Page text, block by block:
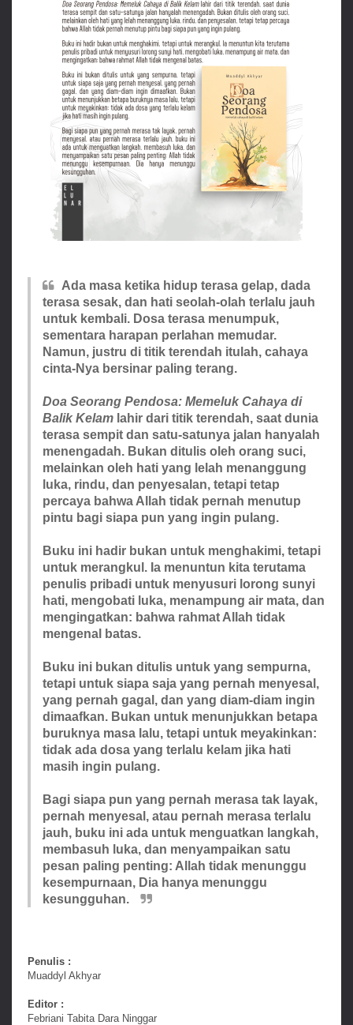
Ada masa ketika hidup terasa gelap, dada
terasa sesak, dan hati seolah-olah terlalu jauh
untuk kembali. Dosa terasa menumpuk,
sementara harapan perlahan memudar.
Namun, justru di titik terendah itulah, cahaya
cinta-Nya bersinar paling terang.
Doa Seorang Pendosa: Memeluk Cahaya di
Balik Kelam lahir dari titik terendah, saat dunia
terasa sempit dan satu-satunya jalan hanyalah
menengadah. Bukan ditulis oleh orang suci,
melainkan oleh hati yang lelah menanggung
luka, rindu, dan penyesalan, tetapi tetap
percaya bahwa Allah tidak pernah menutup
pintu bagi siapa pun yang ingin pulang.
Buku ini hadir bukan untuk menghakimi, tetapi
untuk merangkul. Ia menuntun kita terutama
penulis pribadi untuk menyusuri lorong sunyi
hati, mengobati luka, menampung air mata, dan
mengingatkan: bahwa rahmat Allah tidak
mengenal batas.
Buku ini bukan ditulis untuk yang sempurna,
tetapi untuk siapa saja yang pernah menyesal,
yang pernah gagal, dan yang diam-diam ingin
dimaafkan. Bukan untuk menunjukkan betapa
buruknya masa lalu, tetapi untuk meyakinkan:
tidak ada dosa yang terlalu kelam jika hati
masih ingin pulang.
Bagi siapa pun yang pernah merasa tak layak,
pernah menyesal, atau pernah merasa terlalu
jauh, buku ini ada untuk menguatkan langkah,
membasuh luka, dan menyampaikan satu
pesan paling penting: Allah tidak menunggu
kesempurnaan, Dia hanya menunggu
kesungguhan.
Penulis :
Muaddyl Akhyar
Editor :
Febriani Tabita Dara Ninggar